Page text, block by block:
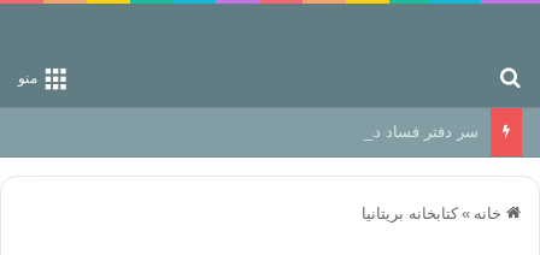
منو
سر دفتر فساد در زمین‌، دوری وکناره‌گیری از راه خداست‌!
خانه » کتابخانه بریتانیا